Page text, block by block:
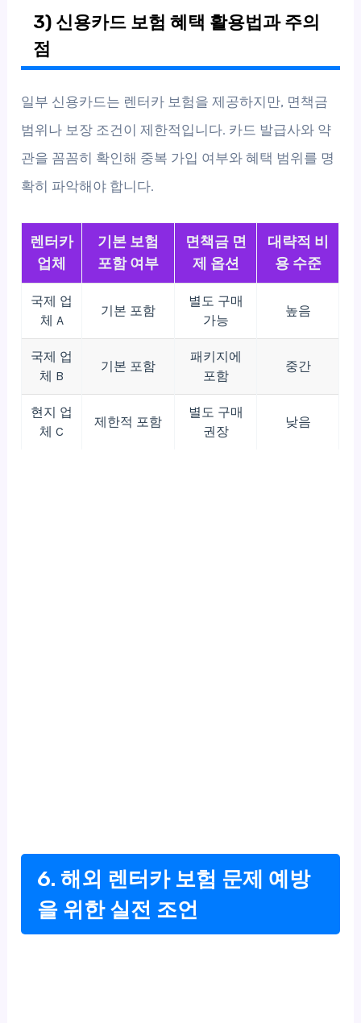
3) 신용카드 보험 혜택 활용법과 주의
점
일부 신용카드는 렌터카 보험을 제공하지만, 면책금
범위나 보장 조건이 제한적입니다. 카드 발급사와 약
관을 꼼꼼히 확인해 중복 가입 여부와 혜택 범위를 명
확히 파악해야 합니다.
렌터카
업체
기본 보험
포함 여부
면책금 면
제 옵션
대략적 비
용 수준
국제 업
체 A
기본 포함
별도 구매
가능
높음
국제 업
체 B
기본 포함
패키지에
포함
중간
현지 업
체 C
제한적 포함
별도 구매
권장
낮음
6. 해외 렌터카 보험 문제 예방
을 위한 실전 조언